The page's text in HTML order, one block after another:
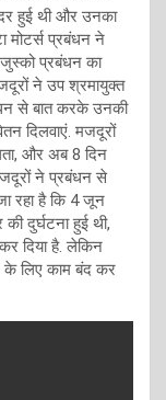
हुई थी और उनका
मोटर्स प्रबंधन ने
प्रबंधन का
ने उप श्रमायुक्त
से बात करके उनकी
दिलवाएं. मजदूरों
और अब 8 दिन
ने प्रबंधन से
रहा है कि 4 जून
दुर्घटना हुई थी,
दिया है. लेकिन
के लिए काम बंद कर